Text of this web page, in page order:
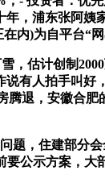
，浦东张阿
内)为自平台“
估计创制
有人拍手叫
退，安徽合
住建部分会
公示方案，大